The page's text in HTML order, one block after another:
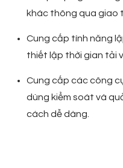
khác thông qua giao
Cung cấp tính năng
thiết lập thời gian tải
Cung cấp các công
dùng kiểm soát và
cách dễ dàng.